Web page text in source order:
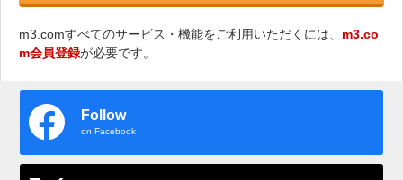
m3.comすべてのサービス・機能をご利用いただくには、 m3.co
m会員登録が必要です。
Follow
on Facebook